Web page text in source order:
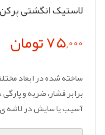
لاستیک انگشتی
75,000 تومان
ساخته شده در ابعاد
برابر فشار، ضربه و
آسیب یا سایش در لاشه ی